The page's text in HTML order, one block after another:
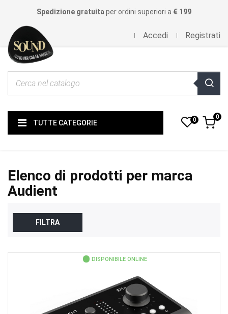
Spedizione gratuita per ordini superiori a € 199
Accedi Registrati
TUTTE CATEGORIE 0 0
Elenco di prodotti per marca
Audient
FILTRA
DISPONIBILE ONLINE